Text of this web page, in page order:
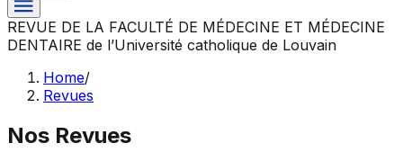
REVUE DE LA FACULTÉ DE MÉDECINE ET MÉDECINE
DENTAIRE de l’Université catholique de Louvain
Home/
Revues
Nos Revues